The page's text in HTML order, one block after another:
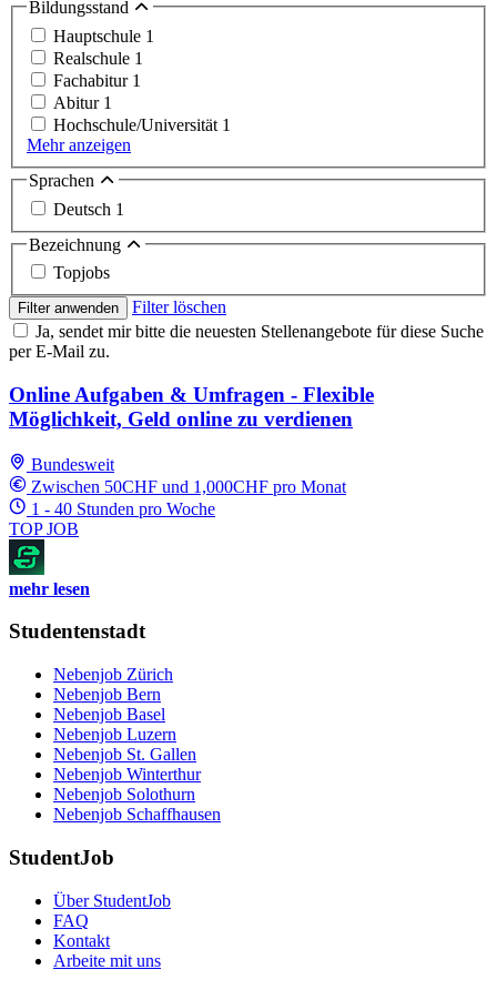
Bildungsstand
Hauptschule 1
Realschule 1
Fachabitur 1
Abitur 1
Hochschule/Universität 1
Mehr anzeigen
Sprachen
Deutsch 1
Bezeichnung
Topjobs
Filter anwenden
Filter löschen
Ja, sendet mir bitte die neuesten Stellenangebote für diese Suche
per E-Mail zu.
Online Aufgaben & Umfragen - Flexible
Möglichkeit, Geld online zu verdienen
Bundesweit
Zwischen 50CHF und 1,000CHF pro Monat
1 - 40 Stunden pro Woche
TOP JOB
mehr lesen
Studentenstadt
Nebenjob Zürich
Nebenjob Bern
Nebenjob Basel
Nebenjob Luzern
Nebenjob St. Gallen
Nebenjob Winterthur
Nebenjob Solothurn
Nebenjob Schaffhausen
StudentJob
Über StudentJob
FAQ
Kontakt
Arbeite mit uns